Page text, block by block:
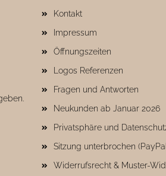
Kontakt
Impressum
Öffnungszeiten
Logos Referenzen
Fragen und Antworten
Neukunden ab Januar 2026
Privatsphäre und
Sitzung unterbrochen
Widerrufsrecht & Muster-